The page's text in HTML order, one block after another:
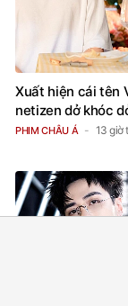
Xuất hiện cái tên
netizen dở khóc
PHIM CHÂU Á 13 giờ